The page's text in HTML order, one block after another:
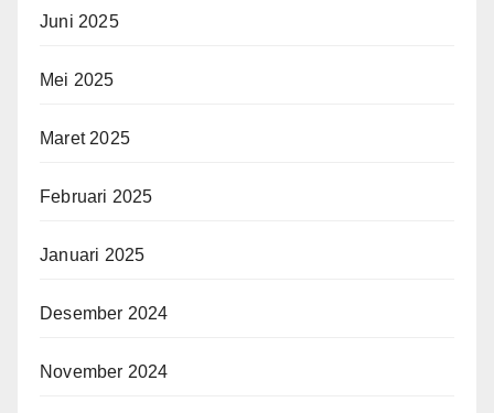
Juni 2025
Mei 2025
Maret 2025
Februari 2025
Januari 2025
Desember 2024
November 2024